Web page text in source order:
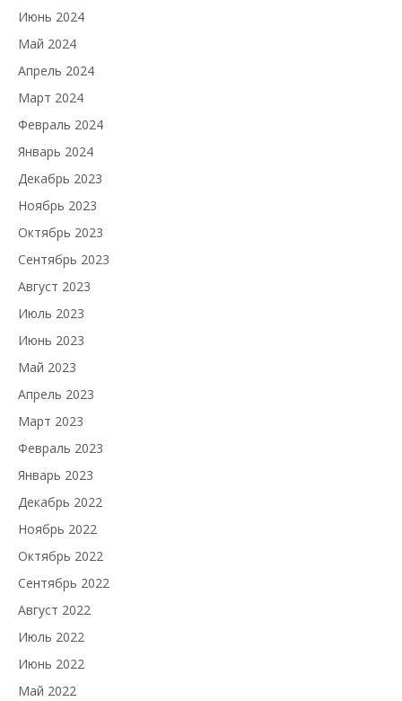
Июнь 2024
Май 2024
Апрель 2024
Март 2024
Февраль 2024
Январь 2024
Декабрь 2023
Ноябрь 2023
Октябрь 2023
Сентябрь 2023
Август 2023
Июль 2023
Июнь 2023
Май 2023
Апрель 2023
Март 2023
Февраль 2023
Январь 2023
Декабрь 2022
Ноябрь 2022
Октябрь 2022
Сентябрь 2022
Август 2022
Июль 2022
Июнь 2022
Май 2022